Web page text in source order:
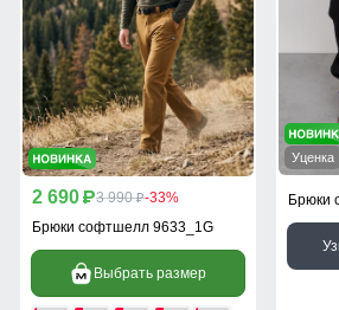
2 690 p3 990 p-33%
Брюки софтшелл 9633_1G
Выбрать размер
Уценка
Брюки